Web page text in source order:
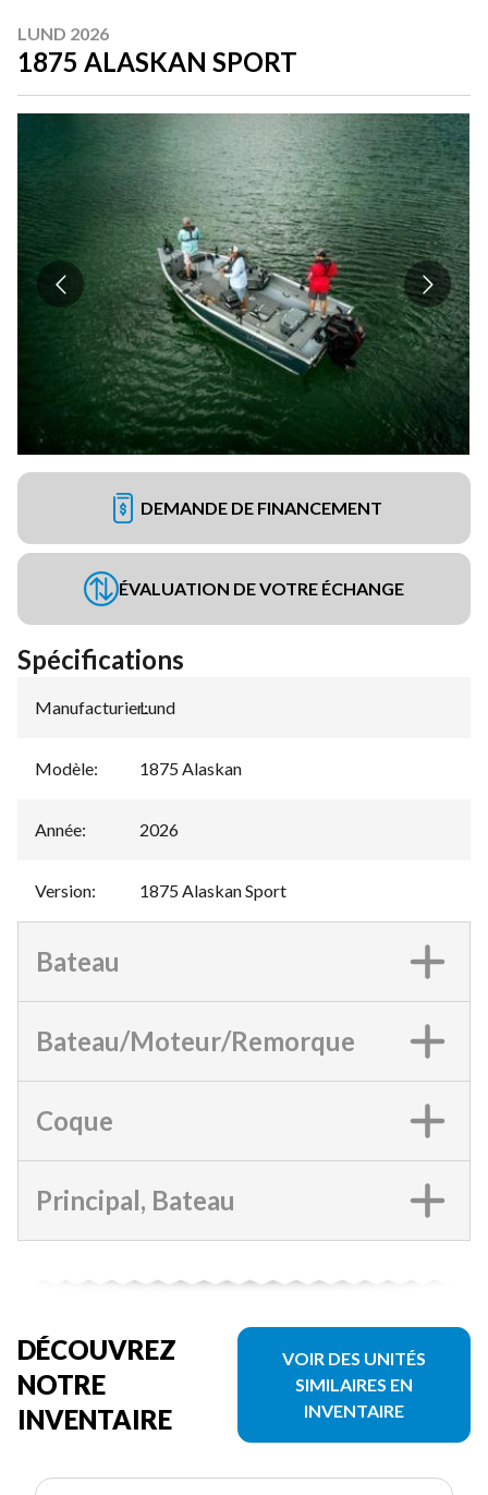
LUND 2026
1875 ALASKAN SPORT
DEMANDE DE FINANCEMENT
ÉVALUATION DE VOTRE ÉCHANGE
Spécifications
Manufacturier:
Lund
Modèle: 1875 Alaskan
Année: 2026
Version: 1875 Alaskan Sport
Bateau
Bateau/Moteur/Remorque
Coque
Principal, Bateau
DÉCOUVREZ
NOTRE
INVENTAIRE
VOIR DES UNITÉS
SIMILAIRES EN
INVENTAIRE